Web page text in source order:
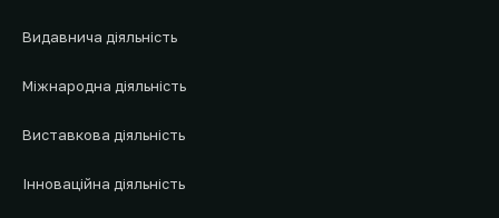
Видавнича діяльність
Міжнародна діяльність
Виставкова діяльність
Інноваційна діяльність